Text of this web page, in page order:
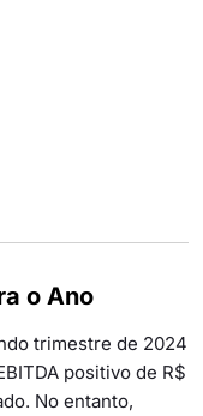
o Ano
trimestre de 2024
positivo de R$
No entanto,